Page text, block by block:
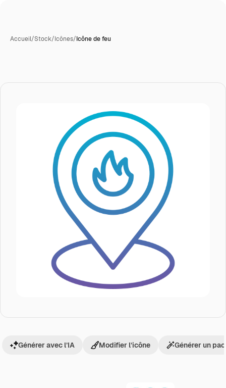
Accueil/Stock/Icônes/Icône de feu
Générer avec l’IA Modifier l’icône Générer un